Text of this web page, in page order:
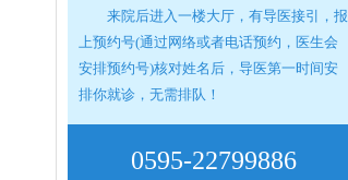
来院后进入一楼大厅，有导医接引，报
上预约号(通过网络或者电话预约，医生会
安排预约号)核对姓名后，导医第一时间安
排你就诊，无需排队！
0595-22799886